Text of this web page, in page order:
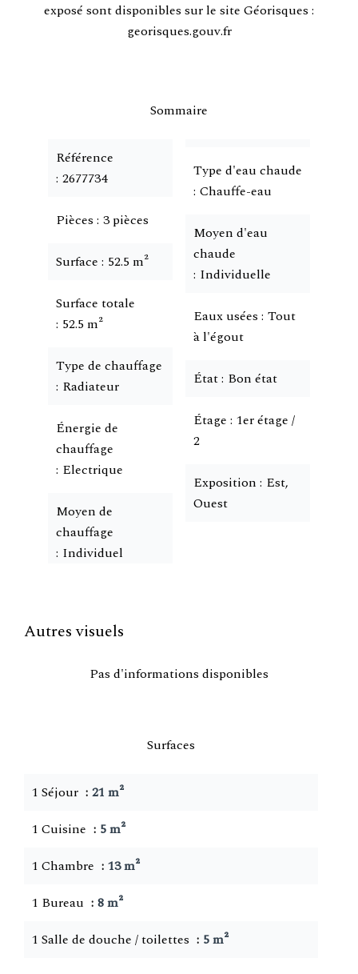
exposé sont disponibles sur le site Géorisques :
georisques.gouv.fr
Sommaire
Référence
2677734
Pièces 3 pièces
Surface 52.5 m²
Surface totale
52.5 m²
Type de chauffage
Radiateur
Énergie de
chauffage
Electrique
Moyen de
chauffage
Individuel
Type d'eau chaude
Chauffe-eau
Moyen d'eau
chaude
Individuelle
Eaux usées Tout
à l'égout
État Bon état
Étage 1er étage /
2
Exposition Est,
Ouest
Autres visuels
Pas d'informations disponibles
Surfaces
1 Séjour
21 m²
1 Cuisine
5 m²
1 Chambre
13 m²
1 Bureau
8 m²
1 Salle de douche / toilettes
5 m²